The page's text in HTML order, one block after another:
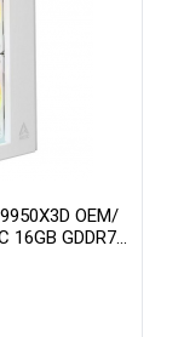
OEM/
16GB GDDR7